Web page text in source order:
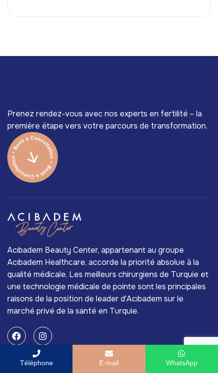
Prenez rendez-vous avec nos experts en fertilité – la
première étape vers votre parcours de transformation.
Acıbadem Beauty Center, appartenant au groupe
Acıbadem Healthcare, accorde la priorité absolue à la
qualité médicale. Les meilleurs chirurgiens de Turquie et
une technologie médicale de pointe sont les principales
raisons de la position de leader d'Acıbadem sur le
marché privé de la santé en Turquie.
Services
Téléphone E-mail WhatsApp